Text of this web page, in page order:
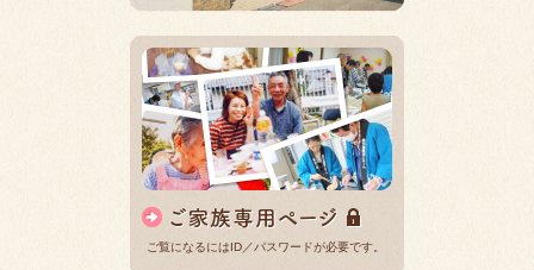
ご覧になるにはID／パスワードが必要です。